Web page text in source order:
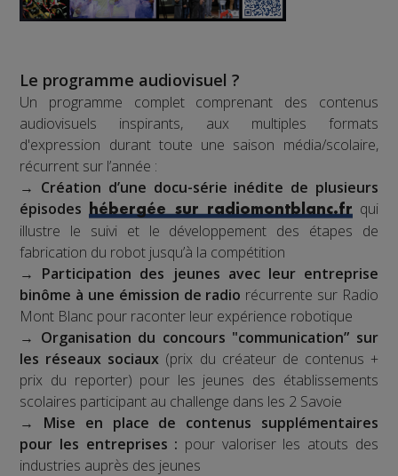
Le programme audiovisuel ?
Un programme complet comprenant des contenus
audiovisuels inspirants, aux multiples formats
d'expression durant toute une saison média/scolaire,
récurrent sur l’année :
→ Création d’une docu-série inédite de plusieurs
épisodes
hébergée sur radiomontblanc.frqui
illustre le suivi et le développement des étapes de
fabrication du robot jusqu’à la compétition
→ Participation des jeunes avec leur entreprise
binôme à une émission de radio récurrente sur Radio
Mont Blanc pour raconter leur expérience robotique
→ Organisation du concours "communication” sur
les réseaux sociaux (prix du créateur de contenus +
prix du reporter) pour les jeunes des établissements
scolaires participant au challenge dans les 2 Savoie
→ Mise en place de contenus supplémentaires
pour les entreprises : pour valoriser les atouts des
industries auprès des jeunes